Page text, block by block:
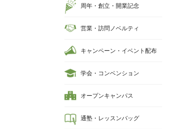
周年・創立・開業記念
営業・訪問ノベルティ
キャンペーン・イベント配布
学会・コンベンション
オープンキャンパス
通塾・レッスンバッグ